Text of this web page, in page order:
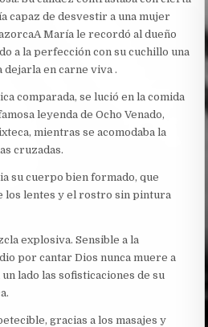
capaz de desvestir a una mujer
A María le recordó al dueño
a la perfección con su cuchillo una
dejarla en carne viva .
comparada, se lució en la comida
leyenda de Ocho Venado,
mientras se acomodaba la
cruzadas.
su cuerpo bien formado, que
los lentes y el rostro sin pintura
explosiva. Sensible a la
por cantar Dios nunca muere a
lado las sofisticaciones de su
gracias a los masajes y